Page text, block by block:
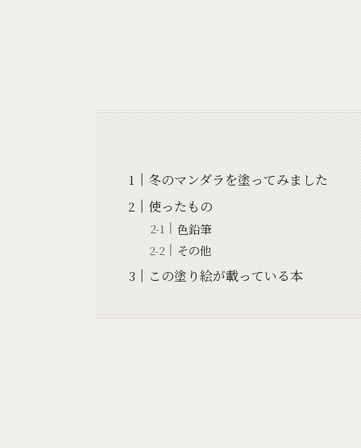
冬のマンダラを塗ってみました
使ったもの
色鉛筆
その他
この塗り絵が載っている本